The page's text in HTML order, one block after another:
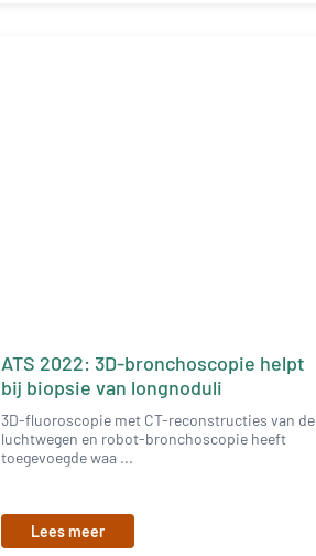
ATS 2022: 3D-bronchoscopie helpt
bij biopsie van longnoduli
3D-fluoroscopie met CT-reconstructies van de
luchtwegen en robot-bronchoscopie heeft
toegevoegde waa ...
Lees meer